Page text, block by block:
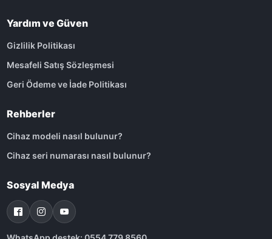
Yardım ve Güven
Gizlilik Politikası
Mesafeli Satış Sözleşmesi
Geri Ödeme ve İade Politikası
Rehberler
Cihaz modeli nasıl bulunur?
Cihaz seri numarası nasıl bulunur?
Sosyal Medya